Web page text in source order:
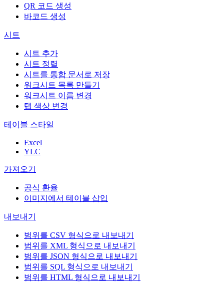
QR 코드 생성
바코드 생성
시트
시트 추가
시트 정렬
시트를 통합 문서로 저장
워크시트 목록 만들기
워크시트 이름 변경
탭 색상 변경
테이블 스타일
Excel
YLC
가져오기
공식 환율
이미지에서 테이블 삽입
내보내기
범위를 CSV 형식으로 내보내기
범위를 XML 형식으로 내보내기
범위를 JSON 형식으로 내보내기
범위를 SQL 형식으로 내보내기
범위를 HTML 형식으로 내보내기